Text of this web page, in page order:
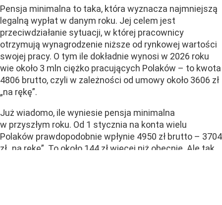
Pensja minimalna to taka, która wyznacza najmniejszą
legalną wypłat w danym roku. Jej celem jest
przeciwdziałanie sytuacji, w której pracownicy
otrzymują wynagrodzenie niższe od rynkowej wartości
swojej pracy. O tym ile dokładnie wynosi w 2026 roku
wie około 3 mln ciężko pracujących Polaków – to kwota
4806 brutto, czyli w zależności od umowy około 3606 zł
„na rękę”.
Już wiadomo, ile wyniesie pensja minimalna
w przyszłym roku. Od 1 stycznia na konta wielu
Polaków prawdopodobnie wpłynie 4950 zł brutto – 3704
zł „na rękę”. To około 144 zł więcej niż obecnie. Ale tak